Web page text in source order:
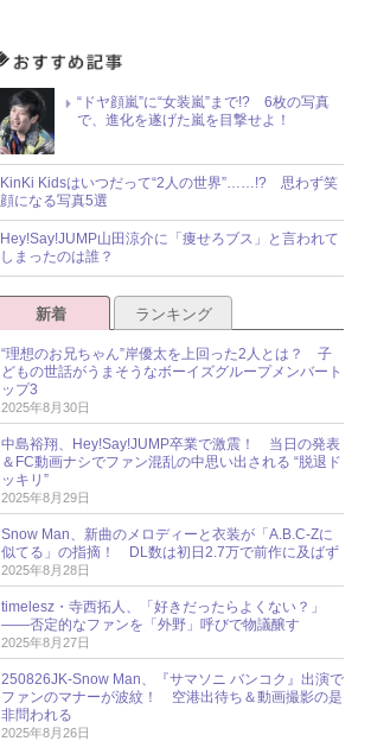
“ドヤ顔嵐”に“女装嵐”まで!? 6枚の写真
で、進化を遂げた嵐を目撃せよ！
KinKi Kidsはいつだって“2人の世界”……!? 思わず笑
顔になる写真5選
Hey!Say!JUMP山田涼介に「痩せろブス」と言われて
しまったのは誰？
新着 ランキング
“理想のお兄ちゃん”岸優太を上回った2人とは？ 子
どもの世話がうまそうなボーイズグループメンバート
ップ3
2025年8月30日
中島裕翔、Hey!Say!JUMP卒業で激震！ 当日の発表
＆FC動画ナシでファン混乱の中思い出される “脱退ド
ッキリ”
2025年8月29日
Snow Man、新曲のメロディーと衣装が「A.B.C-Zに
似てる」の指摘！ DL数は初日2.7万で前作に及ばず
2025年8月28日
timelesz・寺西拓人、「好きだったらよくない？」
――否定的なファンを「外野」呼びで物議醸す
2025年8月27日
250826JK-Snow Man、『サマソニ バンコク』出演で
ファンのマナーが波紋！ 空港出待ち＆動画撮影の是
非問われる
2025年8月26日